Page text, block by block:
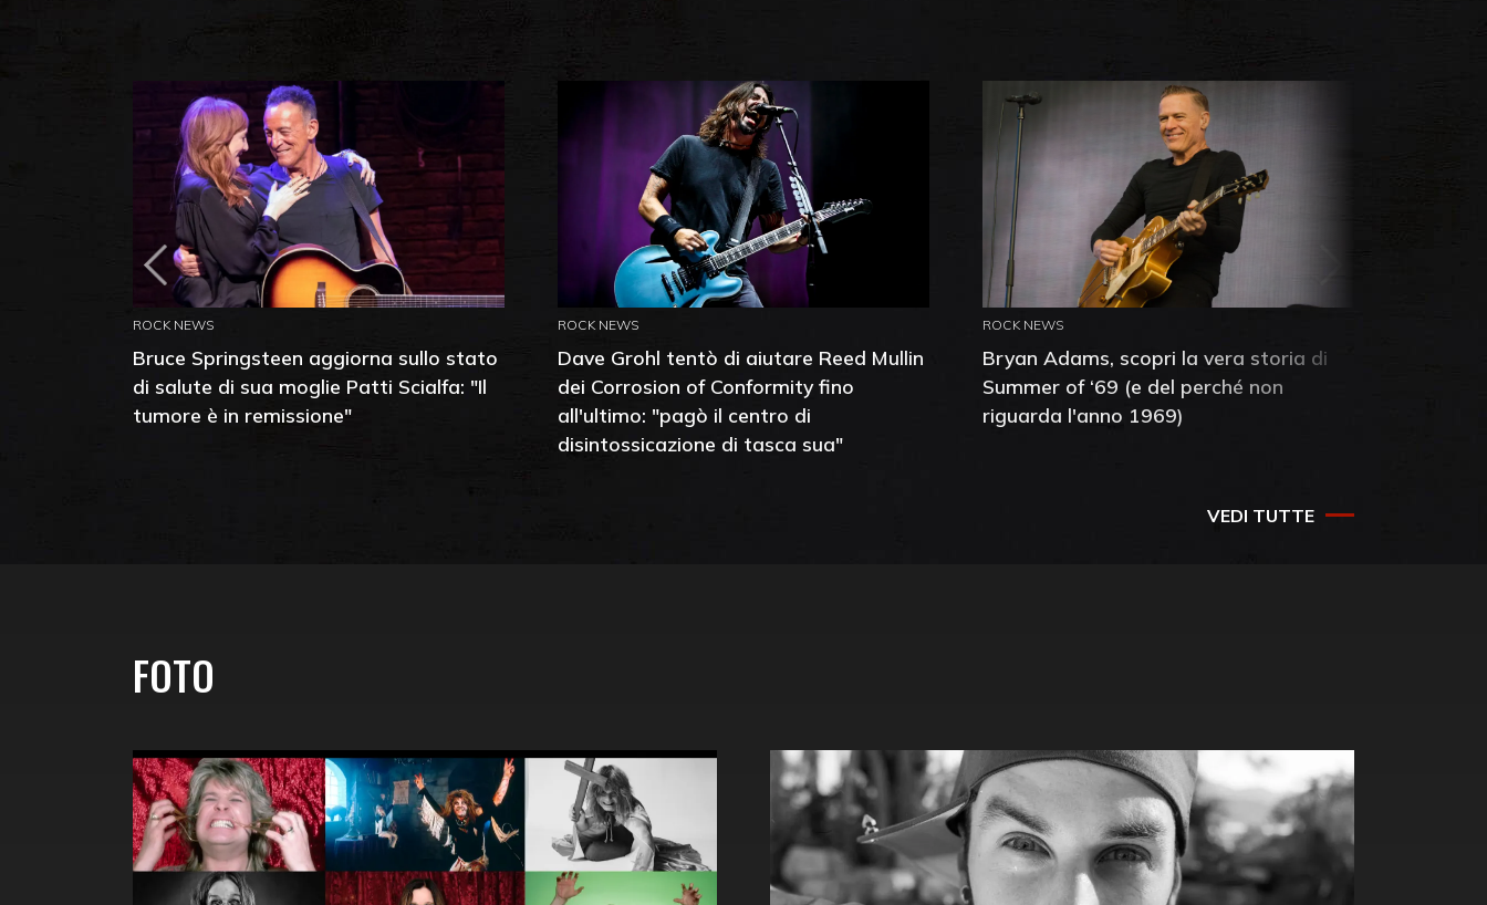
ROCK NEWS
Bruce Springsteen aggiorna sullo stato
di salute di sua moglie Patti Scialfa: "Il
tumore è in remissione"
ROCK NEWS
Dave Grohl tentò di aiutare Reed Mullin
dei Corrosion of Conformity fino
all'ultimo: "pagò il centro di
disintossicazione di tasca sua"
ROCK NEWS
Bryan Adams, scopri la vera storia di
Summer of ‘69 (e del perché non
riguarda l'anno 1969)
VEDI TUTTE
FOTO